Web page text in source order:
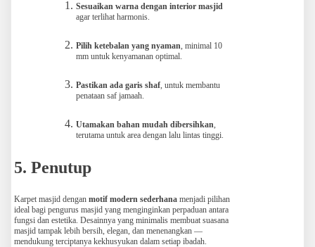
Sesuaikan warna dengan interior masjid
agar terlihat harmonis.
Pilih ketebalan yang nyaman, minimal 10
mm untuk kenyamanan optimal.
Pastikan ada garis shaf, untuk membantu
penataan saf jamaah.
Utamakan bahan mudah dibersihkan,
terutama untuk area dengan lalu lintas tinggi.
5. Penutup
Karpet masjid dengan motif modern sederhana menjadi pilihan
ideal bagi pengurus masjid yang menginginkan perpaduan antara
fungsi dan estetika. Desainnya yang minimalis membuat suasana
masjid tampak lebih bersih, elegan, dan menenangkan —
mendukung terciptanya kekhusyukan dalam setiap ibadah.